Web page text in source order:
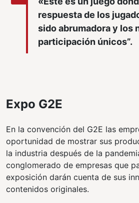
respuesta de los
sido abrumadora y los
participación únicos”.
Expo G2E
En la convención del G2E las
oportunidad de mostrar sus
la industria después de la
conglomerado de empresas que
exposición darán cuenta de sus
contenidos originales.